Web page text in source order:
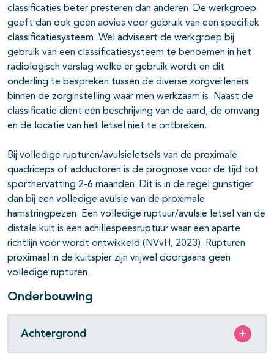
classificaties beter presteren dan anderen. De werkgroep
geeft dan ook geen advies voor gebruik van een specifiek
classificatiesysteem. Wel adviseert de werkgroep bij
gebruik van een classificatiesysteem te benoemen in het
radiologisch verslag welke er gebruik wordt en dit
onderling te bespreken tussen de diverse zorgverleners
binnen de zorginstelling waar men werkzaam is. Naast de
classificatie dient een beschrijving van de aard, de omvang
en de locatie van het letsel niet te ontbreken.
Bij volledige rupturen/avulsieletsels van de proximale
quadriceps of adductoren is de prognose voor de tijd tot
sporthervatting 2-6 maanden. Dit is in de regel gunstiger
dan bij een volledige avulsie van de proximale
hamstringpezen. Een volledige ruptuur/avulsie letsel van de
distale kuit is een achillespeesruptuur waar een aparte
richtlijn voor wordt ontwikkeld (NVvH, 2023). Rupturen
proximaal in de kuitspier zijn vrijwel doorgaans geen
volledige rupturen.
Onderbouwing
Achtergrond